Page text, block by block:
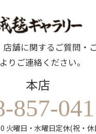
店舗に関するご質問・
りご連絡ください。
本店
857-
火曜日・水曜日定休(祝・